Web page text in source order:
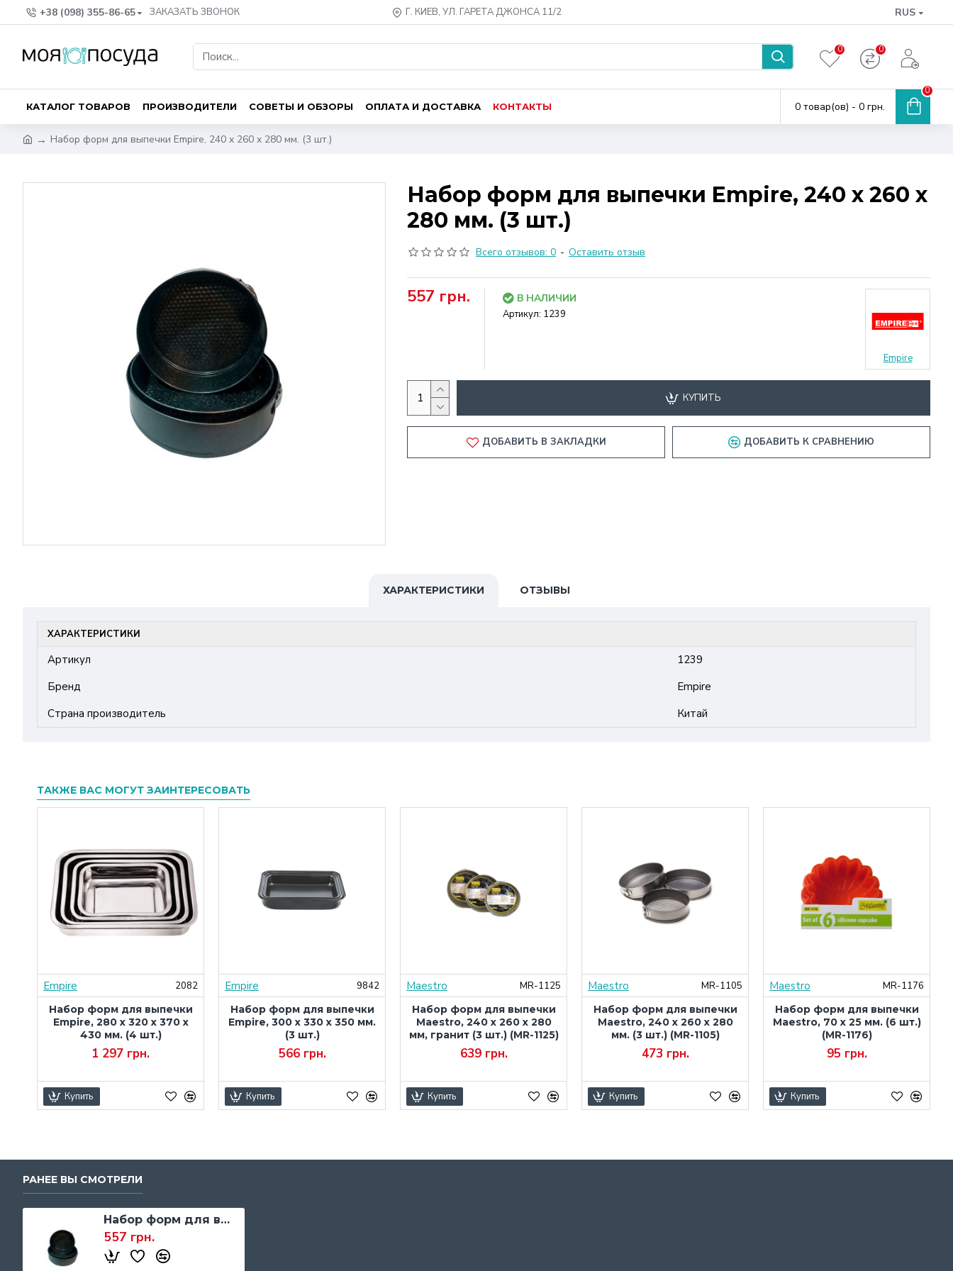
+38 (098) 355-86-65 ЗАКАЗАТЬ ЗВОНОК Г. КИЕВ, УЛ. ГАРЕТА ДЖОНСА 11/2 RUS
0 0
КАТАЛОГ ТОВАРОВ ПРОИЗВОДИТЕЛИ СОВЕТЫ И ОБЗОРЫ ОПЛАТА И ДОСТАВКА КОНТАКТЫ 0 товар(ов) - 0 грн.
0
Набор форм для выпечки Empire, 240 x 260 x 280 мм. (3 шт.)
Набор форм для выпечки Empire, 240 x 260 x
280 мм. (3 шт.)
Всего отзывов: 0 - Оставить отзыв
557 грн. В НАЛИЧИИ
Артикул: 1239
Empire
КУПИТЬ
ДОБАВИТЬ В ЗАКЛАДКИ ДОБАВИТЬ К СРАВНЕНИЮ
ХАРАКТЕРИСТИКИ ОТЗЫВЫ
ХАРАКТЕРИСТИКИ
Артикул
1239
Бренд
Empire
Страна производитель
Китай
ТАКЖЕ ВАС МОГУТ ЗАИНТЕРЕСОВАТЬ
Empire
2082
Набор форм для выпечки
Empire, 280 x 320 x 370 x
430 мм. (4 шт.)
1 297 грн.
Купить
Empire
9842
Набор форм для выпечки
Empire, 300 x 330 x 350 мм.
(3 шт.)
566 грн.
Купить
Maestro
MR-1125
Набор форм для выпечки
Maestro, 240 x 260 x 280
мм, гранит (3 шт.) (MR-1125)
639 грн.
Купить
Maestro
MR-1105
Набор форм для выпечки
Maestro, 240 х 260 х 280
мм. (3 шт.) (MR-1105)
473 грн.
Купить
Maestro
MR-1176
Набор форм для выпечки
Maestro, 70 х 25 мм. (6 шт.)
(MR-1176)
95 грн.
Купить
РАНЕЕ ВЫ СМОТРЕЛИ
Набор форм для выпечки Empire, 240 x 260 x 280 мм. (3 шт.)
557 грн.